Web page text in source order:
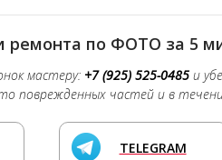
ремонта по ФОТО за 5
мастеру: +7 (925) 525-0485 и
поврежденных частей и в
TELEGRAM